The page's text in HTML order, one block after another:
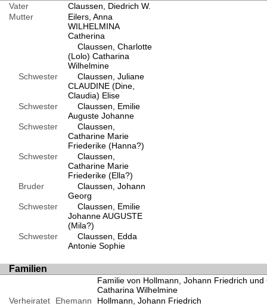
Vater
Claussen, Diedrich W.
Mutter
Eilers, Anna
WILHELMINA
Catherina
Claussen, Charlotte
(Lolo) Catharina
Wilhelmine
Schwester
Claussen, Juliane
CLAUDINE (Dine,
Claudia) Elise
Schwester
Claussen, Emilie
Auguste Johanne
Schwester
Claussen,
Catharine Marie
Friederike (Hanna?)
Schwester
Claussen,
Catharine Marie
Friederike (Ella?)
Bruder
Claussen, Johann
Georg
Schwester
Claussen, Emilie
Johanne AUGUSTE
(Mila?)
Schwester
Claussen, Edda
Antonie Sophie
Familien
Familie von Hollmann, Johann Friedrich
Catharina Wilhelmine
Verheiratet
Ehemann
Hollmann, Johann Friedrich